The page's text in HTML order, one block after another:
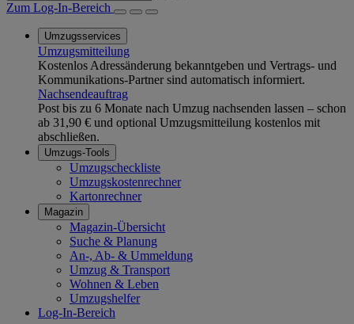
Zum Log-In-Bereich
Umzugsservices
Umzugsmitteilung
Kostenlos Adressänderung bekanntgeben und Vertrags- und
Kommunikations-Partner sind automatisch informiert.
Nachsendeauftrag
Post bis zu 6 Monate nach Umzug nachsenden lassen – schon
ab 31,90 € und optional Umzugsmitteilung kostenlos mit
abschließen.
Umzugs-Tools
Umzugscheckliste
Umzugskostenrechner
Kartonrechner
Magazin
Magazin-Übersicht
Suche & Planung
An-, Ab- & Ummeldung
Umzug & Transport
Wohnen & Leben
Umzugshelfer
Log-In-Bereich